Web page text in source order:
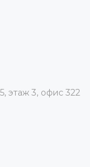
, этаж 3, офис 322